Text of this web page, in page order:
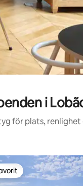
i
för plats, renlighet